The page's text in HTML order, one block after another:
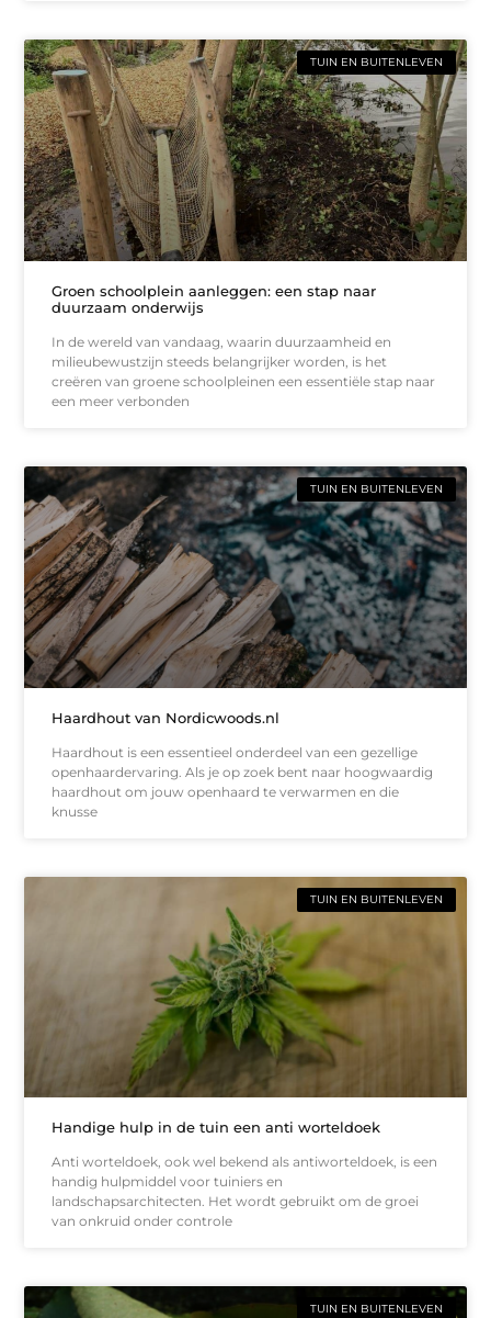
TUIN EN BUITENLEVEN
Groen schoolplein aanleggen: een stap naar
duurzaam onderwijs
In de wereld van vandaag, waarin duurzaamheid en
milieubewustzijn steeds belangrijker worden, is het
creëren van groene schoolpleinen een essentiële stap naar
een meer verbonden
TUIN EN BUITENLEVEN
Haardhout van Nordicwoods.nl
Haardhout is een essentieel onderdeel van een gezellige
openhaardervaring. Als je op zoek bent naar hoogwaardig
haardhout om jouw openhaard te verwarmen en die
knusse
TUIN EN BUITENLEVEN
Handige hulp in de tuin een anti worteldoek
Anti worteldoek, ook wel bekend als antiworteldoek, is een
handig hulpmiddel voor tuiniers en
landschapsarchitecten. Het wordt gebruikt om de groei
van onkruid onder controle
TUIN EN BUITENLEVEN